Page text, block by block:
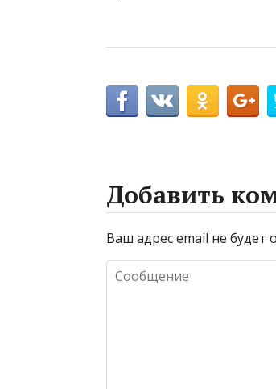
Добавить
Ваш адрес email не будет